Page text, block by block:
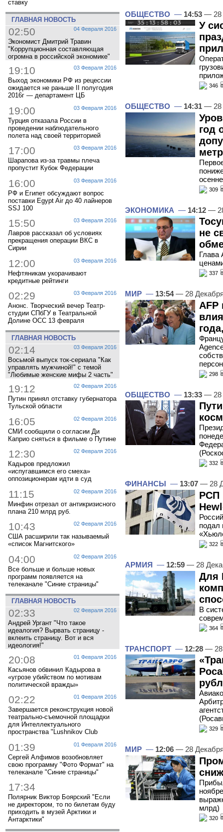
ставку
ГЛАВНАЯ НОВОСТЬ
04 Февраля 2016
02:50
Экономист Дмитрий Травин
"Коррупционная составляющая
огромна в российской экономике"
03 Февраля 2016
19:10
Выход экономики РФ из рецессии
ожидается не раньше II полугодия
2016г — департамент ЦБ
03 Февраля 2016
19:00
Турция отказала России в
проведении наблюдательного
полета над своей территорией
03 Февраля 2016
17:00
Шарапова из-за травмы плеча
пропустит Кубок Федерации
03 Февраля 2016
16:00
РФ и Египет обсуждают вопрос
поставки Egypt Air до 40 лайнеров
SSJ 100
03 Февраля 2016
15:50
Лавров рассказал об условиях
прекращения операции ВКС в
Сирии
03 Февраля 2016
12:00
Нефтяникам укорачивают
кредитные рейтинги
03 Февраля 2016
02:29
Анонс. Творческий вечер Театр-
студии СПбГУ в Театральной
Долине ОСС 13 февраля
ГЛАВНАЯ НОВОСТЬ
03 Февраля 2016
02:14
Восьмой выпуск ток-сериала "Как
управлять мужчиной!" с темой
"Любимые женские мифы 2 часть"
02 Февраля 2016
19:12
Путин принял отставку губернатора
Тульской области
02 Февраля 2016
16:05
СМИ сообщили о согласии Ди
Каприо сняться в фильме о Путине
02 Февраля 2016
12:30
Кадыров предложил
«испугавшимся его смеха»
оппозиционерам идти в суд
02 Февраля 2016
11:15
Минфин отрезал от антикризисного
плана 210 млрд руб.
02 Февраля 2016
10:43
США расширили так называемый
«список Магнитского»
02 Февраля 2016
04:00
Все больше и больше новых
программ появляется на
телеканале "Синие страницы"
ГЛАВНАЯ НОВОСТЬ
02 Февраля 2016
02:33
Андрей Ургант "Что такое
идеалогия? Вырвать страницу -
вклеить страницу. Вот и вся
идеология!"
01 Февраля 2016
20:08
Касьянов обвинил Кадырова в
«угрозе убийством по мотивам
политической вражды»
01 Февраля 2016
02:22
Завершается реконструкция новой
театрально-съемочной площадки
для Интеллектуального
пространства "Lushnikov Club
01 Февраля 2016
01:39
Сергей Алфимов возобновляет
свою программу "Фото Формат" на
телеканале "Синие страницы"
17:34
Полярник Виктор Боярский "Если
не директором, то по билетам буду
приходить в музей Арктики и
Антарктики"
ОБЩЕСТВО — 14:53 — 28
У
346
ОБЩЕСТВО — 14:31 — 28
год
309
ЭКОНОМИКА — 14:12 —
не
Глава
337
МИР — 13:54— 28
298
ОБЩЕСТВО — 13:33 — 28
332
ФИНАНСЫ — 13:07 — 28
РСП
подал
322
АРМИЯ — 12:59 — 28
Для
В
364
ТРАНСПОРТ — 12:28 — 28
329
МИР — 12:06 — 28
млрд)
320